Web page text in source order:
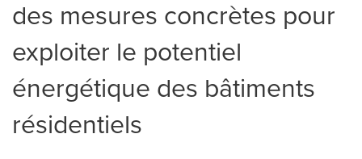
des mesures concrètes pour
exploiter le potentiel
énergétique des bâtiments
résidentiels